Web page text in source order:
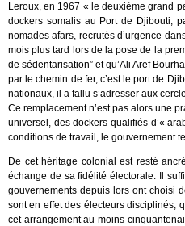
Leroux, en 1967 « le deuxième grand
dockers somalis au Port de Djibouti,
nomades afars, recrutés d’urgence
mois plus tard lors de la pose de la
de sédentarisation” et qu’Ali Aref
par le chemin de fer, c’est le port de
nationaux, il a fallu s’adresser aux
Ce remplacement n’est pas alors une
universel, des dockers qualifiés d’«
conditions de travail, le gouvernement
De cet héritage colonial est resté
échange de sa fidélité électorale. Il
gouvernements depuis lors ont choisi
sont en effet des électeurs disciplinés,
cet arrangement au moins